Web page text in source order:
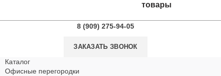
товары
8 (909) 275-94-05
ЗАКАЗАТЬ ЗВОНОК
Каталог
Офисные перегородки